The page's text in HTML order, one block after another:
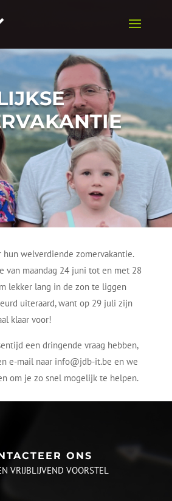
hun welverdiende zomervakantie.
van maandag 24 juni tot en met 28
lekker lang in de zon te liggen
uiteraard, want op 29 juli zijn
klaar voor!
een dringende vraag hebben,
e-mail naar info@jdb-it.be en we
om je zo snel mogelijk te helpen.
ONS
VRIJBLIJVEND VOORSTEL